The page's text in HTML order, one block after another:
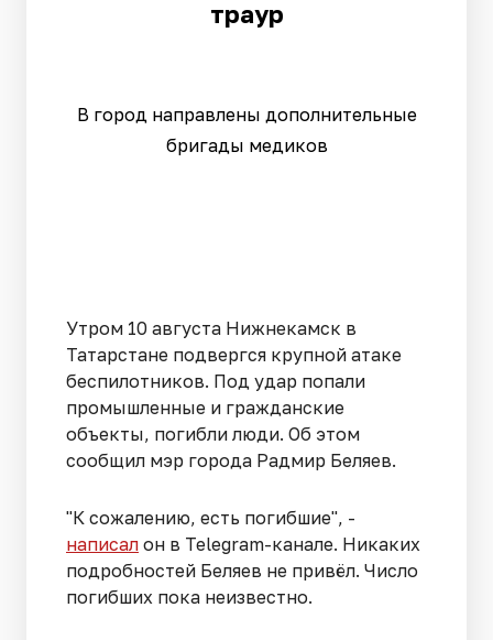
траур
В город направлены дополнительные
бригады медиков
Утром 10 августа Нижнекамск в
Татарстане подвергся крупной атаке
беспилотников. Под удар попали
промышленные и гражданские
объекты, погибли люди. Об этом
сообщил мэр города Радмир Беляев.
"К сожалению, есть погибшие", -
написал он в Telegram-канале. Никаких
подробностей Беляев не привёл. Число
погибших пока неизвестно.